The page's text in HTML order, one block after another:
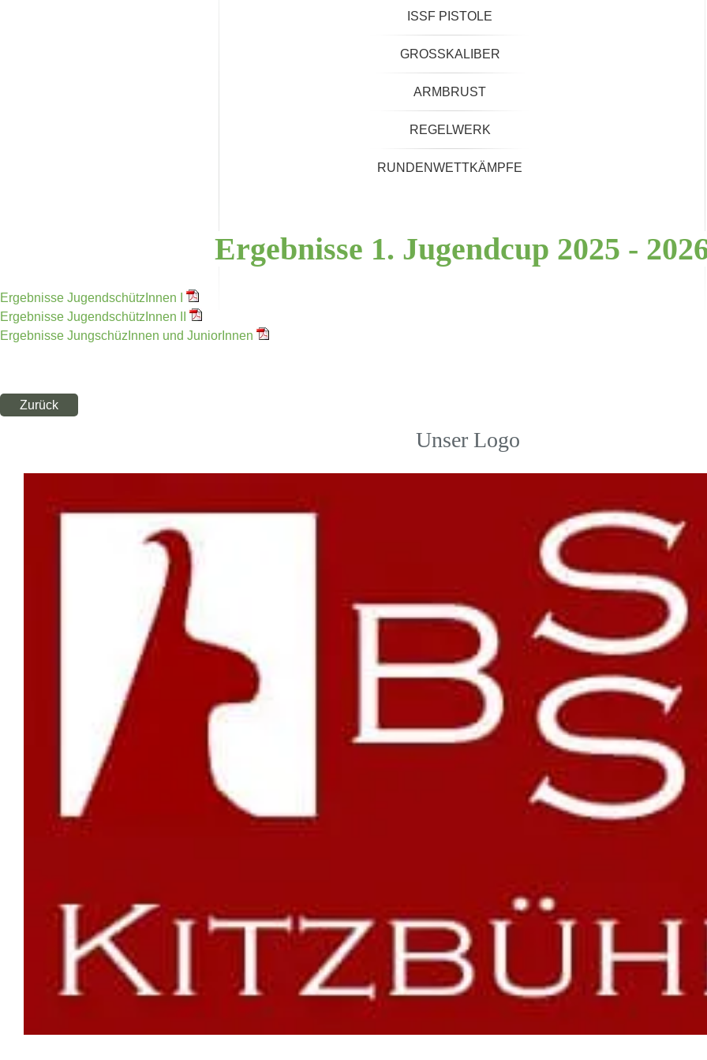
ISSF PISTOLE
GROSSKALIBER
ARMBRUST
REGELWERK
RUNDENWETTKÄMPFE
Ergebnisse 1. Jugendcup 2025 -
Ergebnisse JugendschützInnen I
Ergebnisse JugendschützInnen II
Ergebnisse JungschüzInnen und JuniorInnen
Zurück
Unser Logo